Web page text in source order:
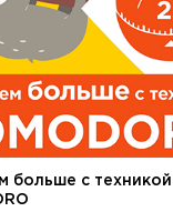
больше с техникой